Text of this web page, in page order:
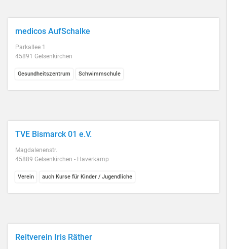
medicos AufSchalke
Parkallee 1
45891 Gelsenkirchen
Gesundheitszentrum Schwimmschule
TVE Bismarck 01 e.V.
Magdalenenstr.
45889 Gelsenkirchen - Haverkamp
Verein auch Kurse für Kinder / Jugendliche
Reitverein Iris Räther